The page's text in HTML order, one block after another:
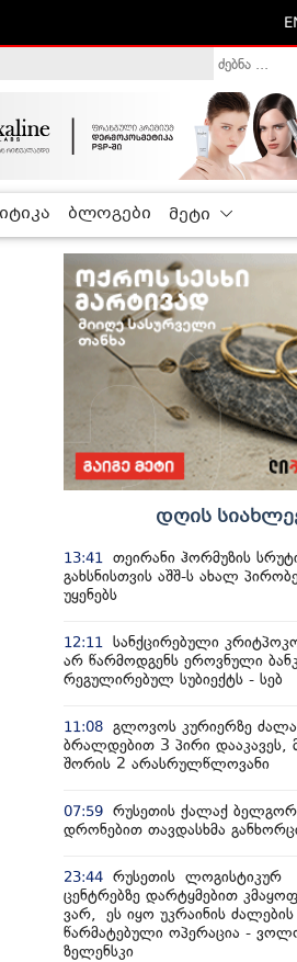
ბლოგები მეტი
დღის
13:41
თეირანი ჰორმუზის
გახსნისთვის აშშ-ს ახალ
უყენებს
12:11
სანქცირებული
არ წარმოდგენს ეროვნული
რეგულირებულ სუბიექტს - სებ
11:08 გლოვოს კურიერზე
ბრალდებით 3 პირი დააკავეს,
შორის 2 არასრულწლოვანი
07:59 რუსეთის ქალაქ
დრონებით თავდასხმა
23:44 რუსეთის ლოგისტიკურ
ცენტრებზე დარტყმებით
ვარ, ეს იყო უკრაინის
წარმატებული ოპერაცია -
ზელენსკი